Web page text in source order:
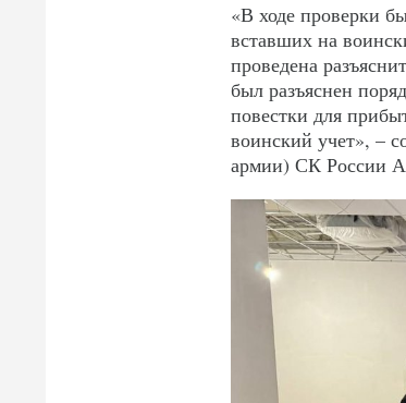
«В ходе проверки
вставших на
проведена
был разъяснен
повестки для
воинский учет», –
армии) СК России